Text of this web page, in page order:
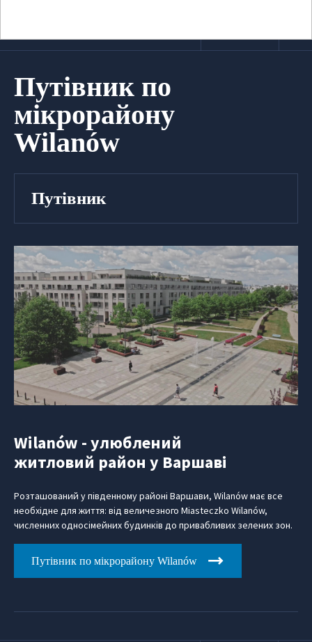
Путівник по
мікрорайону
Wilanów
Путівник
Wilanów - улюблений
житловий район у Варшаві
Розташований у південному районі Варшави, Wilanów має все
необхідне для життя: від величезного Miasteczko Wilanów,
численних односімейних будинків до привабливих зелених зон.
Путівник по мікрорайону Wilanów